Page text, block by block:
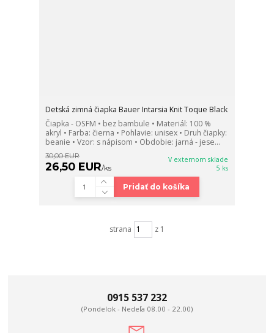
Detská zimná čiapka Bauer Intarsia Knit Toque Black
Čiapka - OSFM • bez bambule • Materiál: 100 %
akryl • Farba: čierna • Pohlavie: unisex • Druh čiapky:
beanie • Vzor: s nápisom • Obdobie: jarná - jese...
30,00 EUR
26,50 EUR/ks
V externom sklade
5 ks
Pridať do košíka
strana z 1
0915 537 232
(Pondelok - Nedeľa 08.00 - 22.00)